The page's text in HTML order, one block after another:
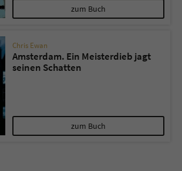
zum Buch
Chris Ewan
Amsterdam. Ein Meisterdieb jagt
seinen Schatten
zum Buch
Sicherheitscode des Kontaktformulars zu
überprüfen.